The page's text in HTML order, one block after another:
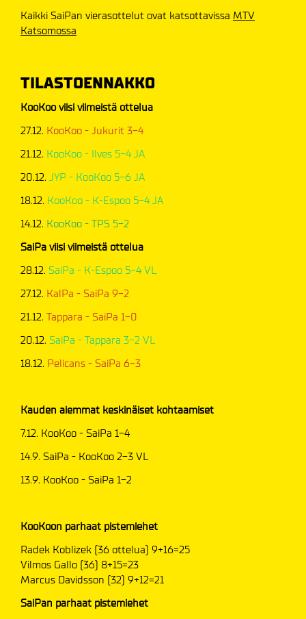
Kaikki SaiPan vierasottelut ovat katsottavissa MTV
Katsomossa
TILASTOENNAKKO
KooKoo viisi viimeistä ottelua
27.12. KooKoo - Jukurit 3-4
21.12. KooKoo - Ilves 5-4 JA
20.12. JYP - KooKoo 5-6 JA
18.12. KooKoo - K-Espoo 5-4 JA
14.12. KooKoo - TPS 5-2
SaiPa viisi viimeistä ottelua
28.12. SaiPa - K-Espoo 5-4 VL
27.12. KalPa - SaiPa 9-2
21.12. Tappara - SaiPa 1-0
20.12. SaiPa - Tappara 3-2 VL
18.12. Pelicans - SaiPa 6-3
Kauden aiemmat keskinäiset kohtaamiset
7.12. KooKoo - SaiPa 1-4
14.9. SaiPa - KooKoo 2-3 VL
13.9. KooKoo - SaiPa 1-2
KooKoon parhaat pistemiehet
Radek Koblizek (36 ottelua) 9+16=25
Vilmos Gallo (36) 8+15=23
Marcus Davidsson (32) 9+12=21
SaiPan parhaat pistemiehet